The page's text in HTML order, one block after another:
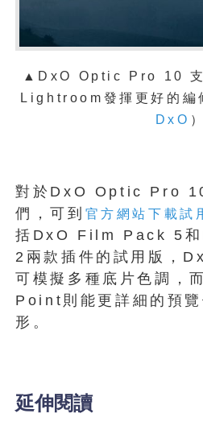
▲ DxO Optic Pro 10 支
Lightroom發揮更好的編
DxO ）
對於DxO Optic Pro
們，可到 官方網站下載試
括DxO Film Pack 5
2兩款插件的試用版，
可模擬多種底片色調，
Point則能更詳細的預
形。
延伸閱讀